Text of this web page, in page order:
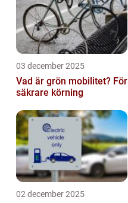
03 december 2025
Vad är grön mobilitet? För
säkrare körning
02 december 2025